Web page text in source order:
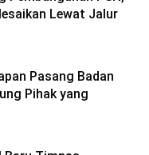
Lewat Jalur
Pasang Badan
Pihak yang